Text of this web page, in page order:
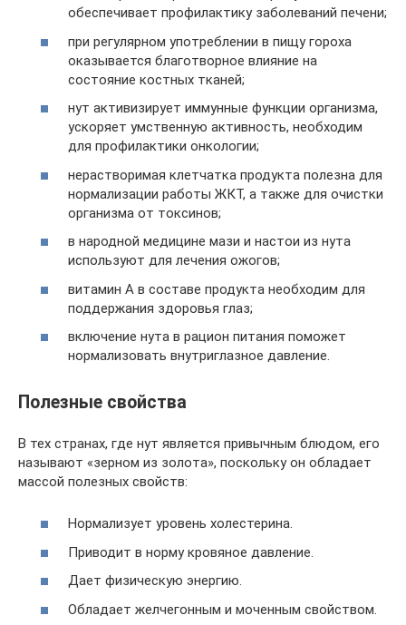
обеспечивает профилактику заболеваний печени;
при регулярном употреблении в пищу гороха
оказывается благотворное влияние на
состояние костных тканей;
нут активизирует иммунные функции организма,
ускоряет умственную активность, необходим
для профилактики онкологии;
нерастворимая клетчатка продукта полезна для
нормализации работы ЖКТ, а также для очистки
организма от токсинов;
в народной медицине мази и настои из нута
используют для лечения ожогов;
витамин А в составе продукта необходим для
поддержания здоровья глаз;
включение нута в рацион питания поможет
нормализовать внутриглазное давление.
Полезные свойства
В тех странах, где нут является привычным блюдом, его
называют «зерном из золота», поскольку он обладает
массой полезных свойств:
Нормализует уровень холестерина.
Приводит в норму кровяное давление.
Дает физическую энергию.
Обладает желчегонным и моченным свойством.